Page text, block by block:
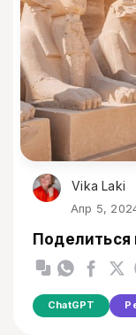
Vika Laki
Апр 5,
Поделиться
ChatGPT